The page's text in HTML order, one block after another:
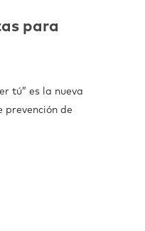
para
tú” es la nueva
prevención de